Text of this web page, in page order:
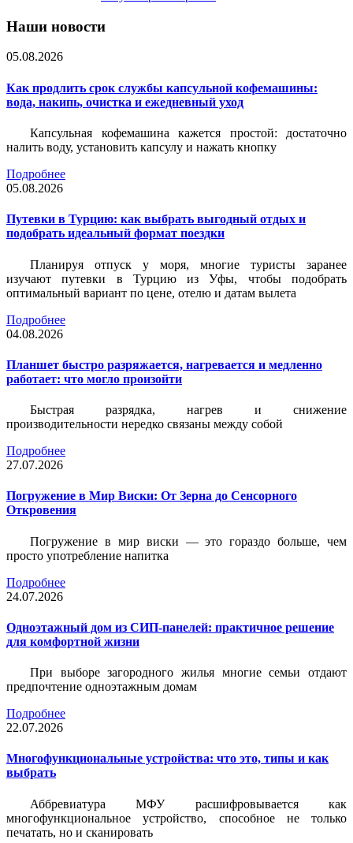
Наши новости
05.08.2026
Как продлить срок службы капсульной кофемашины:
вода, накипь, очистка и ежедневный уход
Капсульная кофемашина кажется простой: достаточно
налить воду, установить капсулу и нажать кнопку
Подробнее
05.08.2026
Путевки в Турцию: как выбрать выгодный отдых и
подобрать идеальный формат поездки
Планируя отпуск у моря, многие туристы заранее
изучают путевки в Турцию из Уфы, чтобы подобрать
оптимальный вариант по цене, отелю и датам вылета
Подробнее
04.08.2026
Планшет быстро разряжается, нагревается и медленно
работает: что могло произойти
Быстрая разрядка, нагрев и снижение
производительности нередко связаны между собой
Подробнее
27.07.2026
Погружение в Мир Виски: От Зерна до Сенсорного
Откровения
Погружение в мир виски — это гораздо больше, чем
просто употребление напитка
Подробнее
24.07.2026
Одноэтажный дом из СИП-панелей: практичное решение
для комфортной жизни
При выборе загородного жилья многие семьи отдают
предпочтение одноэтажным домам
Подробнее
22.07.2026
Многофункциональные устройства: что это, типы и как
выбрать
Аббревиатура МФУ расшифровывается как
многофункциональное устройство, способное не только
печатать, но и сканировать